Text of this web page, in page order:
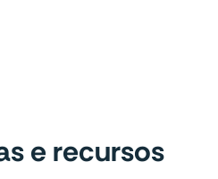
e recursos